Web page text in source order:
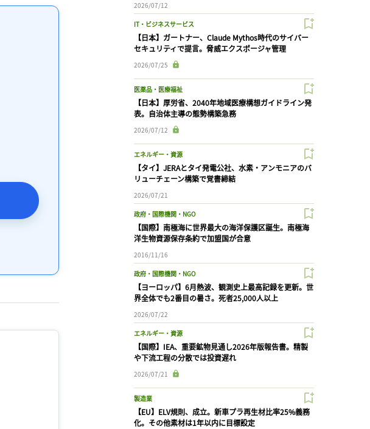
2026/07/12
IT・ビジネスサービス
【日本】ガートナー、Claude Mythos時代のサイバー
セキュリティで提言。脅威エクスポージャ管理
2026/07/25
医薬品・医療福祉
【日本】厚労省、2040年地域医療構想ガイドライン発
表。自治体主導の態勢構築急務
2026/07/12
エネルギー・資源
【タイ】JERAとタイ発電公社、水素・アンモニアのバ
リューチェーン構築で覚書締結
2026/07/21
政府・国際機関・NGO
【国際】南極海に世界最大の海洋保護区誕生。南極海
洋生物資源保存条約で加盟国が合意
2016/11/16
政府・国際機関・NGO
【ヨーロッパ】6月熱波、観測史上最高記録を更新。世
界全体でも2番目の暑さ。死者25,000人以上
2026/07/22
エネルギー・資源
【国際】IEA、重要鉱物見通し2026年版報告書。精製
や下流工程の分散では投資遅れ
2026/07/21
製造業
【EU】ELV規則、成立。新車プラ再生材比率25%義務
化。その他素材は1年以内に目標設定